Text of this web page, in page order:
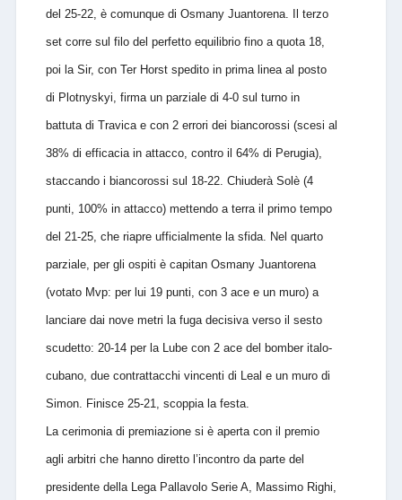
del 25-22, è comunque di Osmany Juantorena. Il terzo
set corre sul filo del perfetto equilibrio fino a quota 18,
poi la Sir, con Ter Horst spedito in prima linea al posto
di Plotnyskyi, firma un parziale di 4-0 sul turno in
battuta di Travica e con 2 errori dei biancorossi (scesi al
38% di efficacia in attacco, contro il 64% di Perugia),
staccando i biancorossi sul 18-22. Chiuderà Solè (4
punti, 100% in attacco) mettendo a terra il primo tempo
del 21-25, che riapre ufficialmente la sfida. Nel quarto
parziale, per gli ospiti è capitan Osmany Juantorena
(votato Mvp: per lui 19 punti, con 3 ace e un muro) a
lanciare dai nove metri la fuga decisiva verso il sesto
scudetto: 20-14 per la Lube con 2 ace del bomber italo-
cubano, due contrattacchi vincenti di Leal e un muro di
Simon. Finisce 25-21, scoppia la festa.
La cerimonia di premiazione si è aperta con il premio
agli arbitri che hanno diretto l’incontro da parte del
presidente della Lega Pallavolo Serie A, Massimo Righi,